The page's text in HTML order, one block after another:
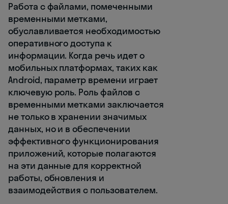
Работа с файлами, помеченными
временными метками,
обуславливается необходимостью
оперативного доступа к
информации. Когда речь идет о
мобильных платформах, таких как
Android, параметр времени играет
ключевую роль. Роль файлов с
временными метками заключается
не только в хранении значимых
данных, но и в обеспечении
эффективного функционирования
приложений, которые полагаются
на эти данные для корректной
работы, обновления и
взаимодействия с пользователем.